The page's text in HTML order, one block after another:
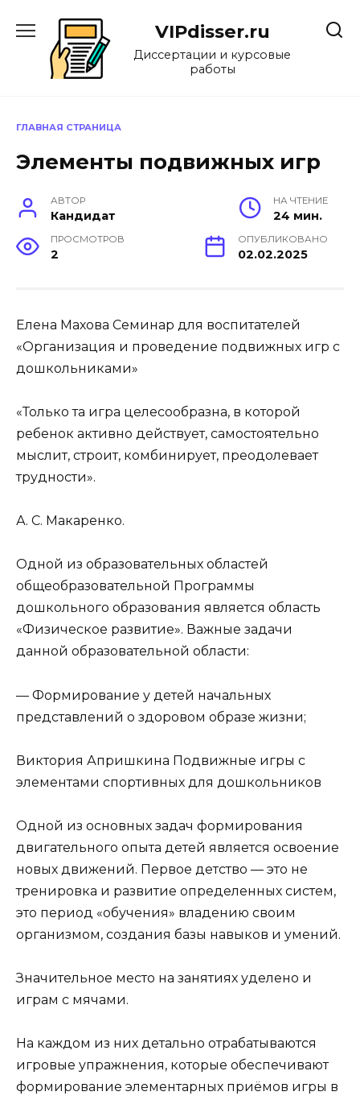
содержанию
VIPdisser.ru
Диссертации и курсовые
работы
ГЛАВНАЯ СТРАНИЦА
Элементы подвижных игр
АВТОР
Кандидат
НА ЧТЕНИЕ
24 мин.
ПРОСМОТРОВ
2
ОПУБЛИКОВАНО
02.02.2025
Елена Махова Семинар для воспитателей
«Организация и проведение подвижных игр с
дошкольниками»
«Только та игра целесообразна, в которой
ребенок активно действует, самостоятельно
мыслит, строит, комбинирует, преодолевает
трудности».
А. С. Макаренко.
Одной из образовательных областей
общеобразовательной Программы
дошкольного образования является область
«Физическое развитие». Важные задачи
данной образовательной области:
— Формирование у детей начальных
представлений о здоровом образе жизни;
Виктория Апришкина Подвижные игры с
элементами спортивных для дошкольников
Одной из основных задач формирования
двигательного опыта детей является освоение
новых движений. Первое детство — это не
тренировка и развитие определенных систем,
это период «обучения» владению своим
организмом, создания базы навыков и умений.
Значительное место на занятиях уделено и
играм с мячами.
На каждом из них детально отрабатываются
игровые упражнения, которые обеспечивают
формирование элементарных приёмов игры в